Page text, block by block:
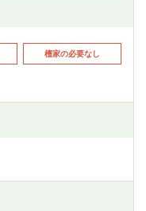
檀家の必要なし